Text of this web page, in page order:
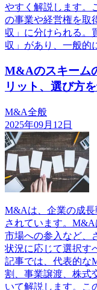
やすく解説します。
の事業や経営権を取
収」に分けられる。
収」があり、一般的
M&Aのスキーム
リット、選び方
M&A全般
2025年09月12日
M&Aは、企業の成長
されています。
市場への参入など、
状況に応じて選択す
記事では、代表的な
割、事業譲渡、株式
いて解説します。こ